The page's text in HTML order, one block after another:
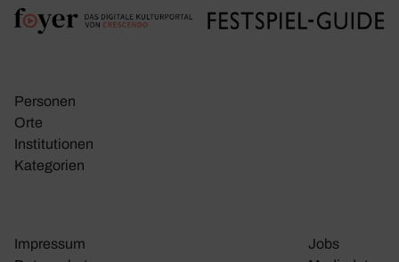
Personen
Orte
Insti­tu­tionen
Kate­go­rien
Impressum
Jobs